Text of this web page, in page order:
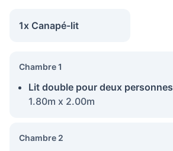
1x Canapé-lit
Chambre 1
Lit double pour deux personnes
1.80m x 2.00m
Chambre 2